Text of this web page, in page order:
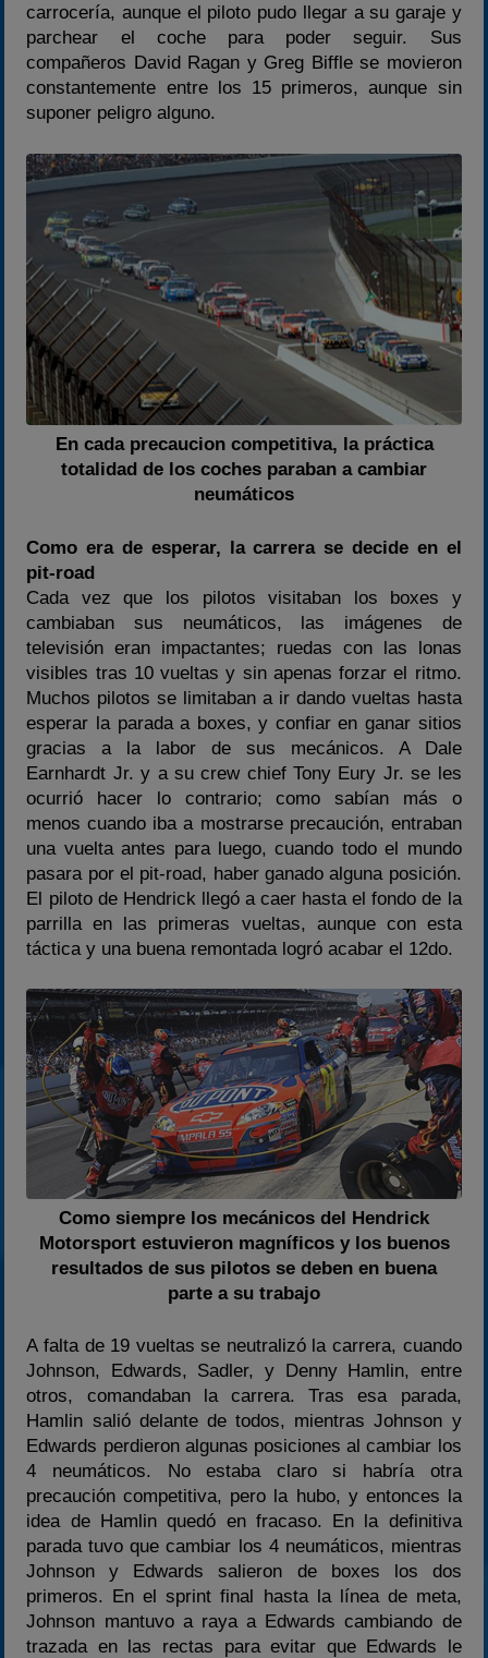
carrocería, aunque el piloto pudo llegar a su garaje y
parchear el coche para poder seguir. Sus
compañeros David Ragan y Greg Biffle se movieron
constantemente entre los 15 primeros, aunque sin
suponer peligro alguno.
En cada precaucion competitiva, la práctica
totalidad de los coches paraban a cambiar
neumáticos
Como era de esperar, la carrera se decide en el
pit-road
Cada vez que los pilotos visitaban los boxes y
cambiaban sus neumáticos, las imágenes de
televisión eran impactantes; ruedas con las lonas
visibles tras 10 vueltas y sin apenas forzar el ritmo.
Muchos pilotos se limitaban a ir dando vueltas hasta
esperar la parada a boxes, y confiar en ganar sitios
gracias a la labor de sus mecánicos. A Dale
Earnhardt Jr. y a su crew chief Tony Eury Jr. se les
ocurrió hacer lo contrario; como sabían más o
menos cuando iba a mostrarse precaución, entraban
una vuelta antes para luego, cuando todo el mundo
pasara por el pit-road, haber ganado alguna posición.
El piloto de Hendrick llegó a caer hasta el fondo de la
parrilla en las primeras vueltas, aunque con esta
táctica y una buena remontada logró acabar el 12do.
Como siempre los mecánicos del Hendrick
Motorsport estuvieron magníficos y los buenos
resultados de sus pilotos se deben en buena
parte a su trabajo
A falta de 19 vueltas se neutralizó la carrera, cuando
Johnson, Edwards, Sadler, y Denny Hamlin, entre
otros, comandaban la carrera. Tras esa parada,
Hamlin salió delante de todos, mientras Johnson y
Edwards perdieron algunas posiciones al cambiar los
4 neumáticos. No estaba claro si habría otra
precaución competitiva, pero la hubo, y entonces la
idea de Hamlin quedó en fracaso. En la definitiva
parada tuvo que cambiar los 4 neumáticos, mientras
Johnson y Edwards salieron de boxes los dos
primeros. En el sprint final hasta la línea de meta,
Johnson mantuvo a raya a Edwards cambiando de
trazada en las rectas para evitar que Edwards le